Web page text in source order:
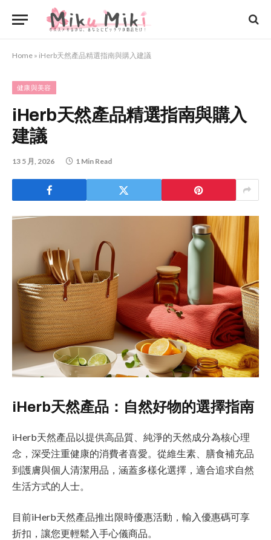
Home » iHerb天然產品精選指南與購入建議
健康與美容
iHerb天然產品精選指南與購入
建議
13 5 月, 2026 1 Min Read
iHerb天然產品：自然好物的選擇指南
iHerb天然產品以提供高品質、純淨的天然成分為核心理
念，深受注重健康的消費者喜愛。從維生素、膳食補充品
到護膚與個人清潔用品，涵蓋多樣化選擇，適合追求自然
生活方式的人士。
目前iHerb天然產品推出限時優惠活動，輸入優惠碼可享
折扣，讓您更輕鬆入手心儀商品。